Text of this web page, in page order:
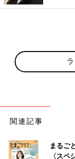
関連記事
まるご
〈ス